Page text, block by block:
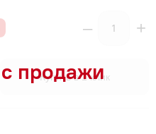
– +
Купить в 1 клик